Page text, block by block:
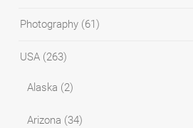
Photography (61)
USA (263)
Alaska (2)
Arizona (34)